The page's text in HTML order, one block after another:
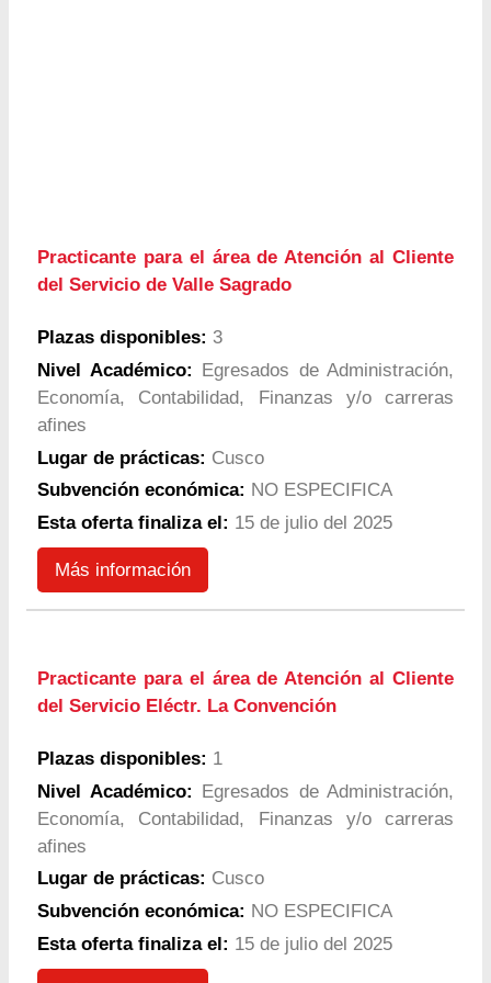
Practicante para el área de Atención al Cliente
del Servicio de Valle Sagrado
Plazas disponibles: 3
Nivel Académico: Egresados de Administración,
Economía, Contabilidad, Finanzas y/o carreras
afines
Lugar de prácticas: Cusco
Subvención económica: NO ESPECIFICA
Esta oferta finaliza el: 15 de julio del 2025
Más información
Practicante para el área de Atención al Cliente
del Servicio Eléctr. La Convención
Plazas disponibles: 1
Nivel Académico: Egresados de Administración,
Economía, Contabilidad, Finanzas y/o carreras
afines
Lugar de prácticas: Cusco
Subvención económica: NO ESPECIFICA
Esta oferta finaliza el: 15 de julio del 2025